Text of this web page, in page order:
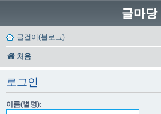
글마당
글걸이(블로그)
처음
로그인
이름(별명):